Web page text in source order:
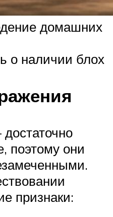
домашних
о наличии блох
поэтому они
признаки: